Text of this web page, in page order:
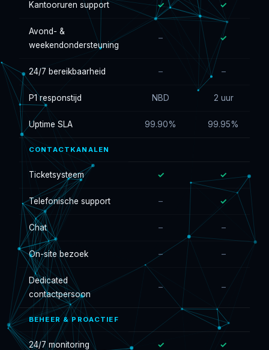
Kantooruren support ✓ ✓
Avond- &
weekendondersteuning
– ✓
24/7 bereikbaarheid – –
P1 responstijd NBD 2 uur
Uptime SLA 99.90% 99.95%
CONTACTKANALEN
Ticketsysteem ✓ ✓
Telefonische support – ✓
Chat – –
On-site bezoek – –
Dedicated
contactpersoon
– –
BEHEER & PROACTIEF
24/7 monitoring ✓ ✓